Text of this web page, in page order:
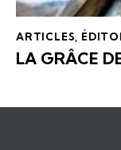
ARTICLES
LA GRÂCE